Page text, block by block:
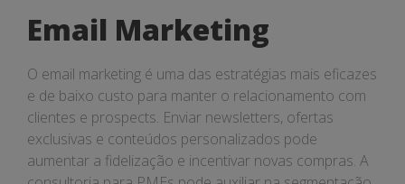
Email Marketing
O email marketing é uma das estratégias mais eficazes
e de baixo custo para manter o relacionamento com
clientes e prospects. Enviar newsletters, ofertas
exclusivas e conteúdos personalizados pode
aumentar a fidelização e incentivar novas compras. A